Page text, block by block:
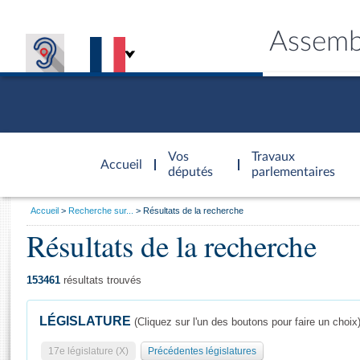
Accueil
d'accueil
Vos
députés
Travaux
parlementaires
Général
Vous
Accueil Recherche sur... Résultats de la recherche
Résultats de la recherche
153461 résultats trouvés
LÉGISLATURE (Cliquez sur l'un des boutons pour faire un choix)
17e législature (X) Précédentes législatures